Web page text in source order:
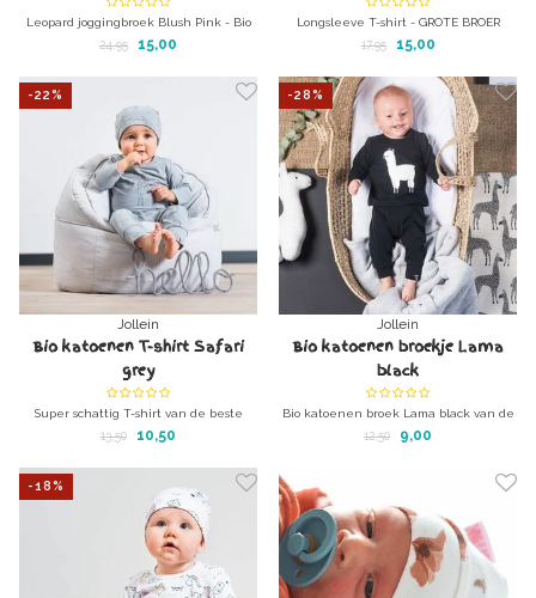
Leopard joggingbroek Blush Pink - Bio
katoen
24,95 15,00
Longsleeve T-shirt - GROTE BROER
katoenen Longsleeve T-shirt voor
17,95 15,00
-22%
Jollein
Bio katoenen T-shirt Safari
grey
Super schattig T-shirt van de beste
kwaliteit. Biologisch katoen!
13,50 10,50
-28%
Jollein
Bio katoenen broekje Lama
black
Bio katoenen broek Lama black van de
beste kwaliteit. Biologisch katoen!
12,50 9,00
-18%